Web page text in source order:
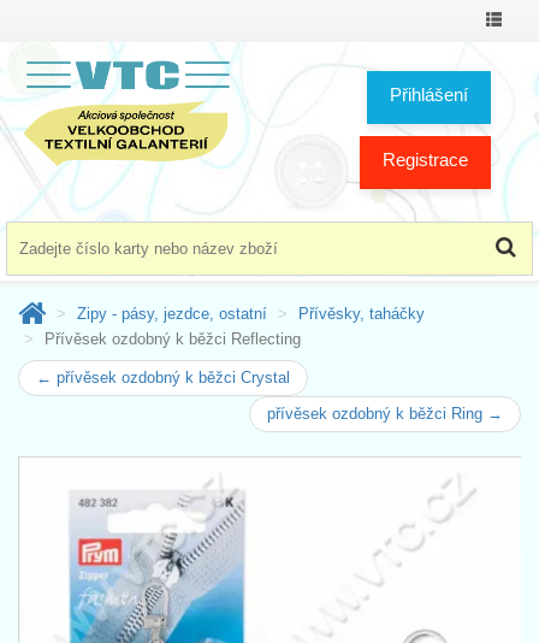
Přihlášení
Registrace
Zipy - pásy, jezdce, ostatní
Přívěsky, taháčky
Přívěsek ozdobný k běžci Reflecting
← přívěsek ozdobný k běžci Crystal
přívěsek ozdobný k běžci Ring →